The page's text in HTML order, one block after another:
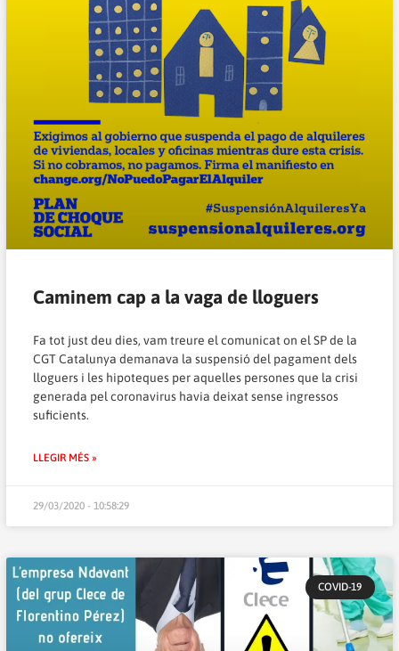
Caminem cap a la vaga de lloguers
Fa tot just deu dies, vam treure el comunicat on el SP de la
CGT Catalunya demanava la suspensió del pagament dels
lloguers i les hipoteques per aquelles persones que la crisi
generada pel coronavirus havia deixat sense ingressos
suficients.
LLEGIR MÉS »
29/03/2020 - 10:58:29
COVID-19